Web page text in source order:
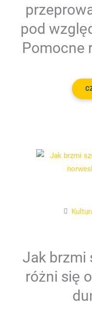
pod
Pomocne
Jak brzmi
różni się